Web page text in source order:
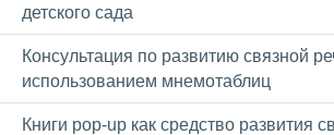
детского сада
Консультация по развитию связной
использованием мнемотаблиц
Книги pop-up как средство развития